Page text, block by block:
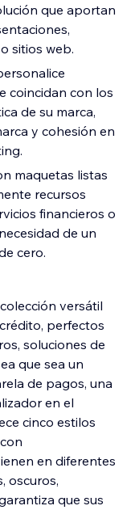
que aportan
sitios web.
coincidan con los
de su marca,
y cohesión en
maquetas listas
recursos
financieros o
de un
cero.
versátil
perfectos
soluciones de
que sea un
de pagos, una
en el
cinco estilos
en diferentes
oscuros,
que sus